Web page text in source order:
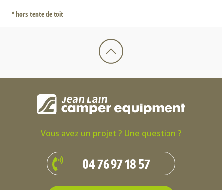
* hors tente de toit
Vous avez un projet ? Une question ?
04 76 97 18 57